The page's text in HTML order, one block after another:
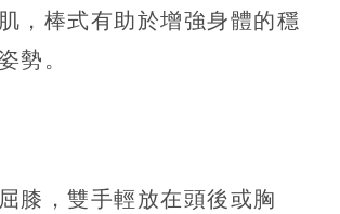
，棒式有助於增強身體的穩
勢。
膝，雙手輕放在頭後或胸